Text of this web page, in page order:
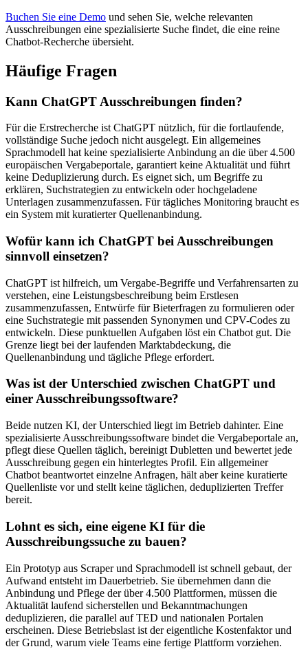
Buchen Sie eine Demo und sehen Sie, welche relevanten
Ausschreibungen eine spezialisierte Suche findet, die eine reine
Chatbot-Recherche übersieht.
Häufige Fragen
Kann ChatGPT Ausschreibungen finden?
Für die Erstrecherche ist ChatGPT nützlich, für die fortlaufende,
vollständige Suche jedoch nicht ausgelegt. Ein allgemeines
Sprachmodell hat keine spezialisierte Anbindung an die über 4.500
europäischen Vergabeportale, garantiert keine Aktualität und führt
keine Deduplizierung durch. Es eignet sich, um Begriffe zu
erklären, Suchstrategien zu entwickeln oder hochgeladene
Unterlagen zusammenzufassen. Für tägliches Monitoring braucht es
ein System mit kuratierter Quellenanbindung.
Wofür kann ich ChatGPT bei Ausschreibungen
sinnvoll einsetzen?
ChatGPT ist hilfreich, um Vergabe-Begriffe und Verfahrensarten zu
verstehen, eine Leistungsbeschreibung beim Erstlesen
zusammenzufassen, Entwürfe für Bieterfragen zu formulieren oder
eine Suchstrategie mit passenden Synonymen und CPV-Codes zu
entwickeln. Diese punktuellen Aufgaben löst ein Chatbot gut. Die
Grenze liegt bei der laufenden Marktabdeckung, die
Quellenanbindung und tägliche Pflege erfordert.
Was ist der Unterschied zwischen ChatGPT und
einer Ausschreibungssoftware?
Beide nutzen KI, der Unterschied liegt im Betrieb dahinter. Eine
spezialisierte Ausschreibungssoftware bindet die Vergabeportale an,
pflegt diese Quellen täglich, bereinigt Dubletten und bewertet jede
Ausschreibung gegen ein hinterlegtes Profil. Ein allgemeiner
Chatbot beantwortet einzelne Anfragen, hält aber keine kuratierte
Quellenliste vor und stellt keine täglichen, deduplizierten Treffer
bereit.
Lohnt es sich, eine eigene KI für die
Ausschreibungssuche zu bauen?
Ein Prototyp aus Scraper und Sprachmodell ist schnell gebaut, der
Aufwand entsteht im Dauerbetrieb. Sie übernehmen dann die
Anbindung und Pflege der über 4.500 Plattformen, müssen die
Aktualität laufend sicherstellen und Bekanntmachungen
deduplizieren, die parallel auf TED und nationalen Portalen
erscheinen. Diese Betriebslast ist der eigentliche Kostenfaktor und
der Grund, warum viele Teams eine fertige Plattform vorziehen.